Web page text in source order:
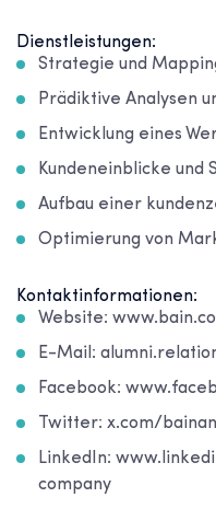
Dienstleistungen:
Strategie und
Prädiktive Analysen
Entwicklung eines
Kundeneinblicke und
Aufbau einer
Optimierung von
Kontaktinformationen:
Website:
E-Mail:
Facebook:
Twitter: x.com/
LinkedIn:
company